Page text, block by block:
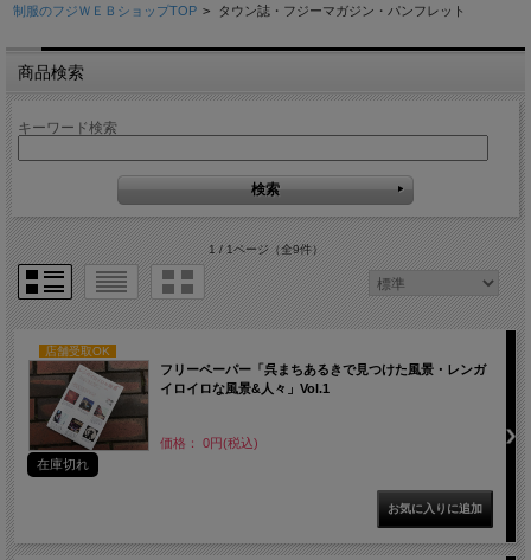
制服のフジＷＥＢショップTOP > タウン誌・フジーマガジン・パンフレット
商品検索
キーワード検索
1 / 1ページ（全9件）
店舗受取OK
フリーペーパー「呉まちあるきで見つけた風景・レンガ
イロイロな風景&人々」Vol.1
価格： 0円(税込)
在庫切れ